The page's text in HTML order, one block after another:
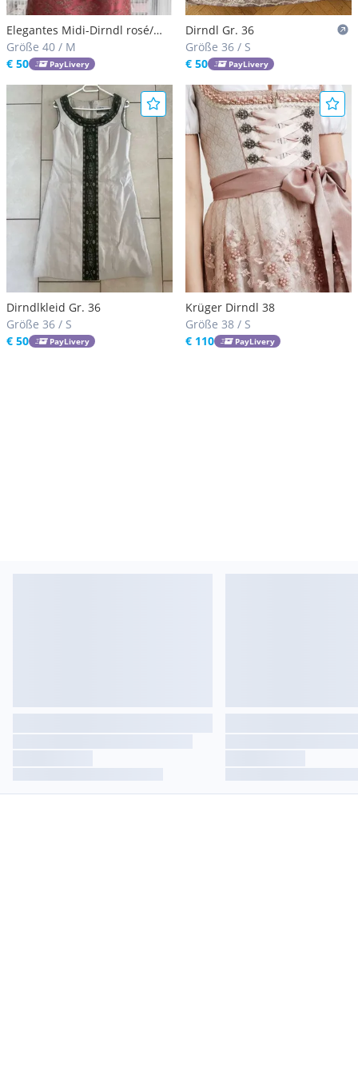
Elegantes Midi-Dirndl rosé/
beere/ taupe/ grau Gr. 40 inkl.
Dirndlbluse mit
Größe 40 / M
€ 50
PayLivery
Dirndl Gr. 36
Größe 36 / S
€ 50
PayLivery
Dirndlkleid Gr. 36
Größe 36 / S
€ 50
PayLivery
Krüger Dirndl 38
Größe 38 / S
€ 110
PayLivery